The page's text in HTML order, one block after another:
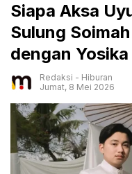
Siapa Aksa
Sulung
dengan Yosika
Redaksi - Hiburan
Jumat, 8 Mei 2026